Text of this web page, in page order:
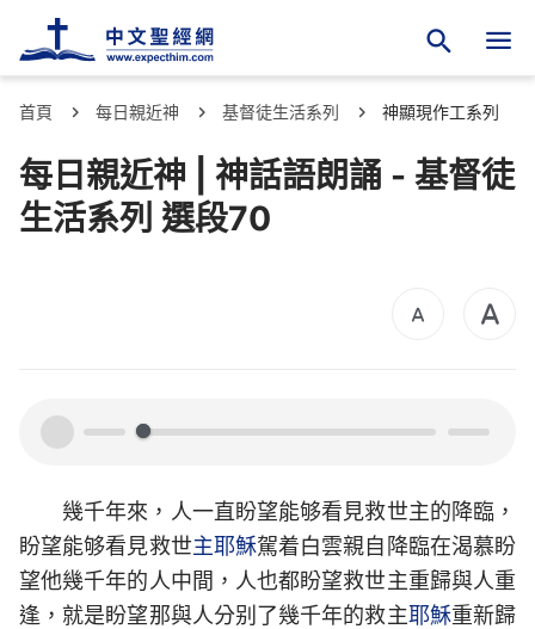
首頁 每日親近神 基督徒生活系列 神顯現作工系列
每日親近神 | 神話語朗誦 - 基督徒
生活系列 選段70
00:00 00:00
幾千年來，人一直盼望能够看見救世主的降臨，
盼望能够看見救世主耶穌駕着白雲親自降臨在渴慕盼
望他幾千年的人中間，人也都盼望救世主重歸與人重
逢，就是盼望那與人分别了幾千年的救主耶穌重新歸